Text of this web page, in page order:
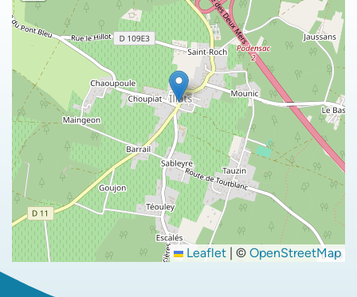
Leaflet © OpenStreetMap